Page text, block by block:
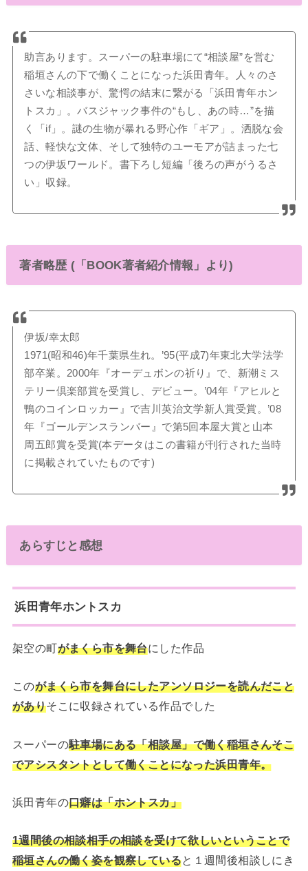
助言あります。スーパーの駐車場にて“相談屋”を営む
稲垣さんの下で働くことになった浜田青年。人々のさ
さいな相談事が、驚愕の結末に繋がる「浜田青年ホン
トスカ」。バスジャック事件の“もし、あの時…”を描
く「if」。謎の生物が暴れる野心作「ギア」。洒脱な会
話、軽快な文体、そして独特のユーモアが詰まった七
つの伊坂ワールド。書下ろし短編「後ろの声がうるさ
い」収録。
著者略歴 (「BOOK著者紹介情報」より)
伊坂/幸太郎
1971(昭和46)年千葉県生れ。’95(平成7)年東北大学法学
部卒業。2000年『オーデュボンの祈り』で、新潮ミス
テリー倶楽部賞を受賞し、デビュー。’04年『アヒルと
鴨のコインロッカー』で吉川英治文学新人賞受賞。’08
年『ゴールデンスランバー』で第5回本屋大賞と山本
周五郎賞を受賞(本データはこの書籍が刊行された当時
に掲載されていたものです)
あらすじと感想
浜田青年ホントスカ
架空の町がまくら市を舞台にした作品
このがまくら市を舞台にしたアンソロジーを読んだこと
がありそこに収録されている作品でした
スーパーの駐車場にある「相談屋」で働く稲垣さんそこ
でアシスタントとして働くことになった浜田青年。
浜田青年の口癖は「ホントスカ」
1週間後の相談相手の相談を受けて欲しいということで
稲垣さんの働く姿を観察していると１週間後相談しにき